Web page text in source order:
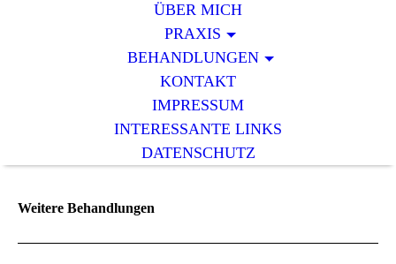
ÜBER MICH
PRAXIS
BEHANDLUNGEN
KONTAKT
IMPRESSUM
INTERESSANTE LINKS
DATENSCHUTZ
Weitere Behandlungen